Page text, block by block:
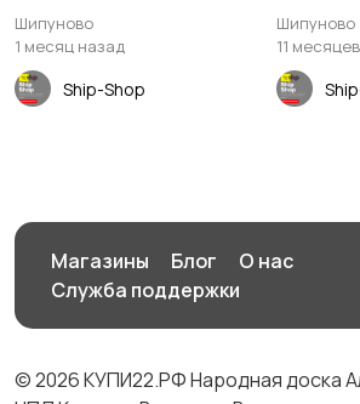
хорошее
Шипуново
1 месяц назад
Ship-Shop
в
крае:
Шипуново
11
Магазины Блог
О нас
Служба поддержки
© 2026 КУПИ22.РФ Народная доска